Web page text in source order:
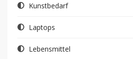
Kunstbedarf
Laptops
Lebensmittel